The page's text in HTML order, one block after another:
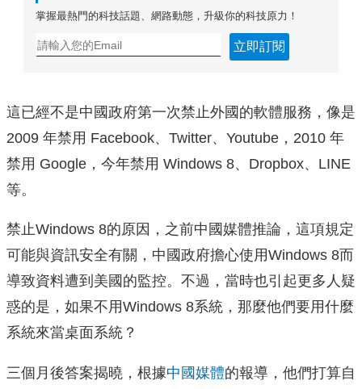
掌握最熱門的科技話題、網路動態，升級你的科技原力！
立即訂閱
這已經不是中國政府第一次禁止外國的軟體服務，像是
2009 年禁用 Facebook、Twitter、Youtube，2010 年
禁用 Google，今年禁用 Windows 8、Dropbox、LINE
等。
禁止Windows 8的原因，之前中國媒體推論，這項規定
可能與資訊安全有關，中國政府擔心使用Windows 8而
導致資料遭到美國的監控。不過，當時也引起更多人疑
惑的是，如果不用Windows 8系統，那麼他們要用什麼
系統來當桌面系統？
三個月後答案揭曉，根據中國媒體的報導，他們打算自